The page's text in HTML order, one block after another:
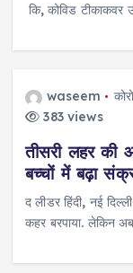
कि, कोविड टीकाकवर
waseem
383 views
तीसरी लहर की
बच्चों में बढ़ा
द लीडर हिंदी, नई
कहर बरपाया. लेकिन